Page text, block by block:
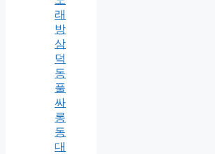
래
방
삼
덕
동
풀
싸
롱
동
대